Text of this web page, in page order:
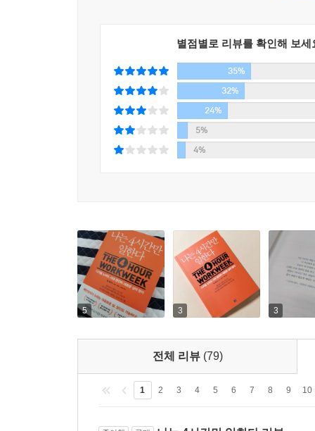
“40년 동안 일만 하다 은퇴 후 보상받는 인생 계획
이 책은 당신의 삶을 바꿀 것이다!
시애틀에 사는 바론은 이 책을 읽고 원격 근무
출장 여행을 다니다가, 일주일에 4시간 일을 하
달러의 급여 인상까지 받았다. 사진작가 마크 카
많이 벌고 시간적으로 자유는 더 많이 얻었다. 저
백만장자가 되어야만 가능할까?
저자는 이 질문에 대한 해답을 찾았고, 이제 여러
스스로 디자인하는 라이프스타일을 창조해 냈는
있겠는가? 이삼십 년 뒤가 아니라 지금 당장 꿈꾸
▶추천사
괜히 뉴욕타임스, 월스트리트저널, 비즈니스위
제시한다.
- 켈빈 매니, 안드레아 칼루파, ABC NEWS 기자
지난 두 달만 따져 봐도 페리스는 스코틀랜드, 사
별점별로 리뷰를 확인해 보세
35%
32%
24%
5%
4%
5 3 3
전체 리뷰 (79)
1 2 3 4 5 6 7 8 9 10